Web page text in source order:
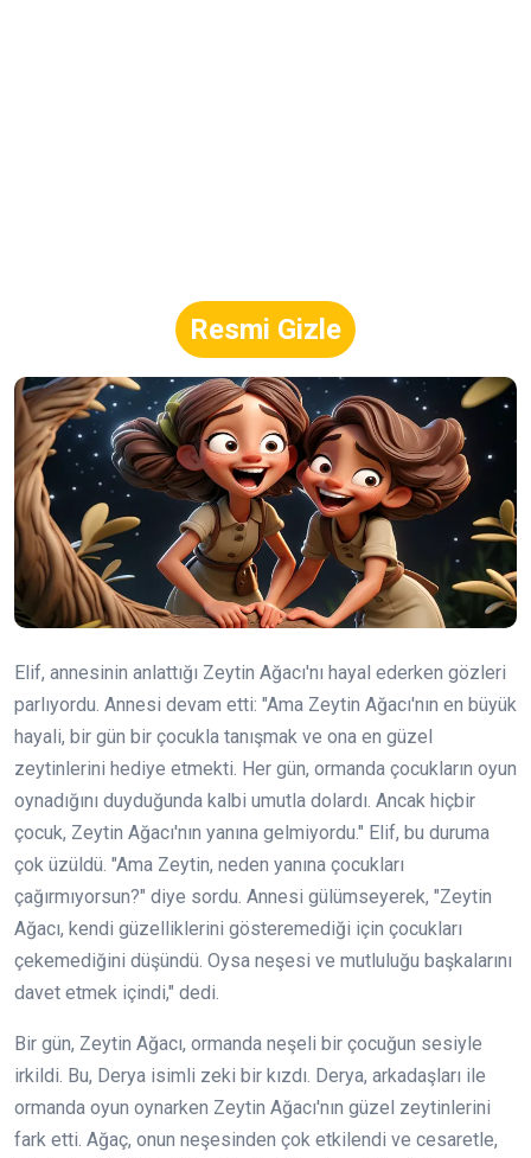
Resmi Gizle
Elif, annesinin anlattığı Zeytin Ağacı'nı hayal ederken gözleri
parlıyordu. Annesi devam etti: "Ama Zeytin Ağacı'nın en büyük
hayali, bir gün bir çocukla tanışmak ve ona en güzel
zeytinlerini hediye etmekti. Her gün, ormanda çocukların oyun
oynadığını duyduğunda kalbi umutla dolardı. Ancak hiçbir
çocuk, Zeytin Ağacı'nın yanına gelmiyordu." Elif, bu duruma
çok üzüldü. "Ama Zeytin, neden yanına çocukları
çağırmıyorsun?" diye sordu. Annesi gülümseyerek, "Zeytin
Ağacı, kendi güzelliklerini gösteremediği için çocukları
çekemediğini düşündü. Oysa neşesi ve mutluluğu başkalarını
davet etmek içindi," dedi.
Bir gün, Zeytin Ağacı, ormanda neşeli bir çocuğun sesiyle
irkildi. Bu, Derya isimli zeki bir kızdı. Derya, arkadaşları ile
ormanda oyun oynarken Zeytin Ağacı'nın güzel zeytinlerini
fark etti. Ağaç, onun neşesinden çok etkilendi ve cesaretle,